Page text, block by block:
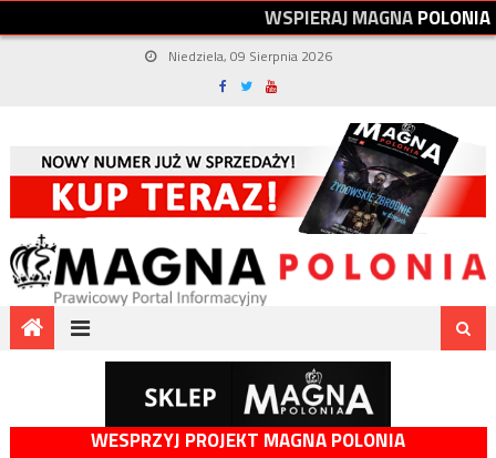
WSPIERAJMAGNAPOLONIA
Niedziela, 09 Sierpnia 2026
WESPRZYJ PROJEKT MAGNA POLONIA